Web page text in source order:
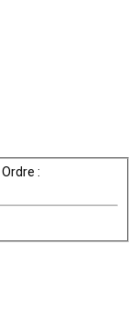
Ordre :